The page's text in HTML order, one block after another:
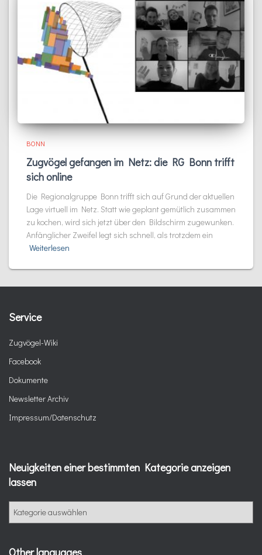
BONN
Zugvögel gefangen im Netz: die RG Bonn trifft
sich online
Die Regionalgruppe Bonn trifft sich auf Grund der aktuellen
Lage virtuell im Netz. Statt wie geplant gemütlich zusammen
zu kochen, wird sich jetzt über den Bildschirm zugewunken.
Anfänglicher Zweifel legt sich schnell, als trotzdem ein
Weiterlesen
Service
Zugvögel-Wiki
Facebook
Dokumente
Newsletter Archiv
Impressum/Datenschutz
Neuigkeiten einer bestimmten Kategorie anzeigen
lassen
Other languages